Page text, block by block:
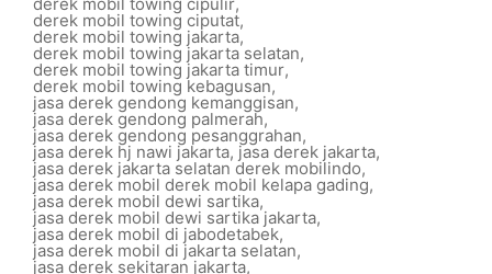
derek mobil towing ciputat,
derek mobil towing jakarta,
derek mobil towing jakarta selatan,
derek mobil towing jakarta timur,
derek mobil towing kebagusan,
jasa derek gendong kemanggisan,
jasa derek gendong palmerah,
jasa derek gendong pesanggrahan,
jasa derek hj nawi jakarta, jasa derek jakarta,
jasa derek jakarta selatan derek mobilindo,
jasa derek mobil derek mobil kelapa gading,
jasa derek mobil dewi sartika,
jasa derek mobil dewi sartika jakarta,
jasa derek mobil di jabodetabek,
jasa derek mobil di jakarta selatan,
jasa derek sekitaran jakarta,